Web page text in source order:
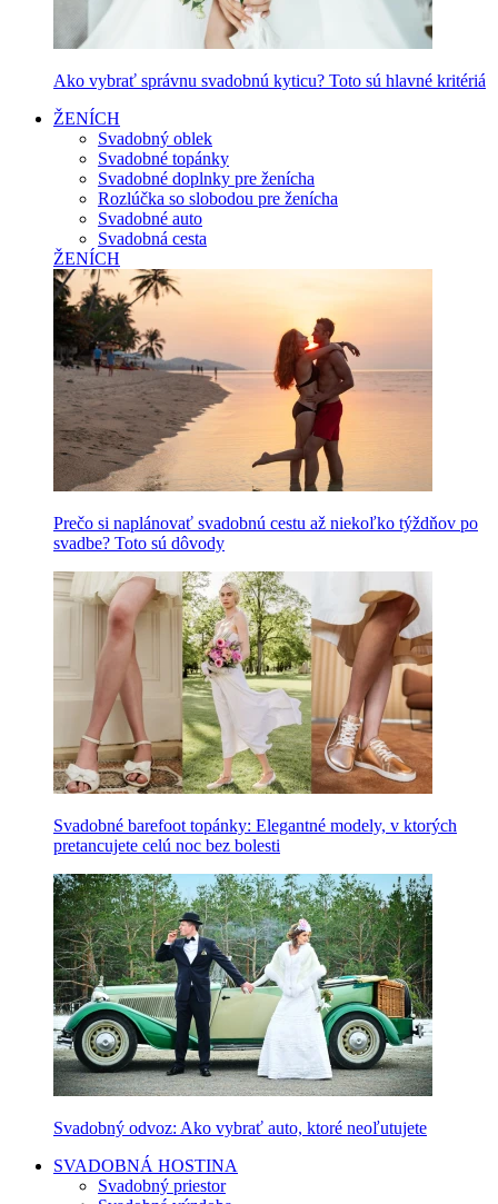
Ako vybrať správnu svadobnú kyticu? Toto sú hlavné kritériá
ŽENÍCH
Svadobný oblek
Svadobné topánky
Svadobné doplnky pre ženícha
Rozlúčka so slobodou pre ženícha
Svadobné auto
Svadobná cesta
ŽENÍCH
Prečo si naplánovať svadobnú cestu až niekoľko týždňov po
svadbe? Toto sú dôvody
Svadobné barefoot topánky: Elegantné modely, v ktorých
pretancujete celú noc bez bolesti
Svadobný odvoz: Ako vybrať auto, ktoré neoľutujete
SVADOBNÁ HOSTINA
Svadobný priestor